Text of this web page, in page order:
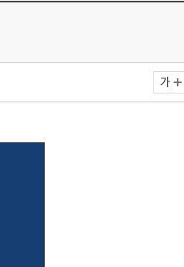
가